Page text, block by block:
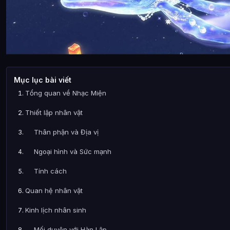
Mục lục bài viết
Tổng quan về Nhạc Miện
Thiết lập nhân vật
Thân phận và Địa vị
Ngoại hình và Sức mạnh
Tính cách
Quan hệ nhân vật
Kinh lịch nhân sinh